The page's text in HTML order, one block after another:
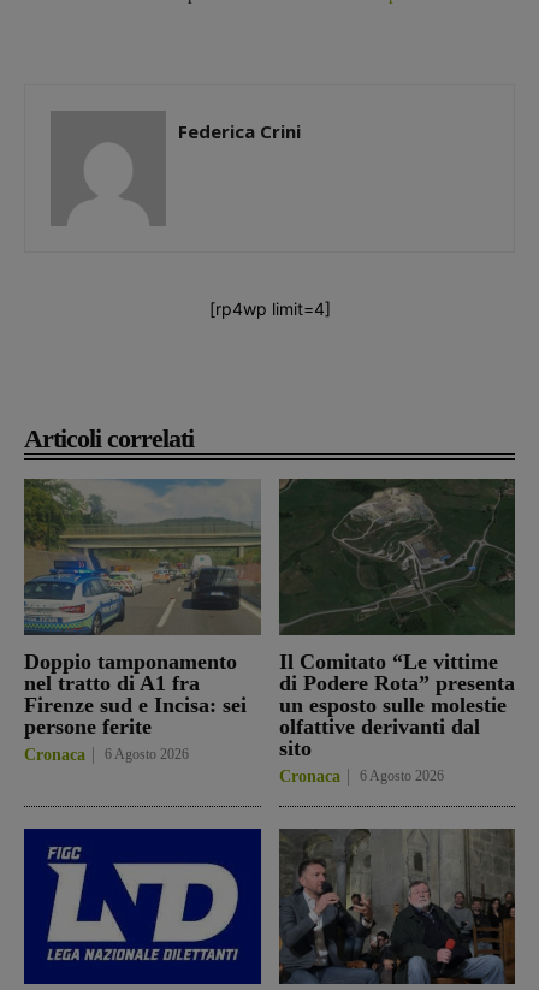
Articoli correlati
Doppio tamponamento
nel tratto di A1 fra
Firenze sud e Incisa: sei
persone ferite
Cronaca 6 Agosto 2026
Il Comitato “Le vittime
di Podere Rota” presenta
un esposto sulle molestie
olfattive derivanti dal
sito
Cronaca 6 Agosto 2026
Federica Crini
[rp4wp limit=4]